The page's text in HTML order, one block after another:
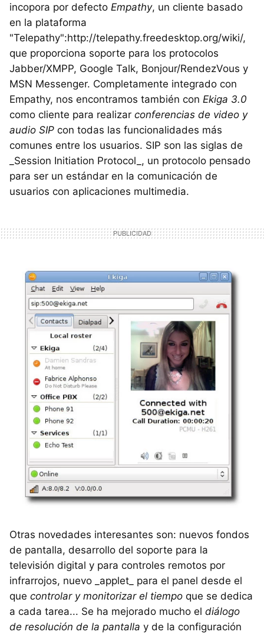
incopora por defecto Empathy, un cliente basado
en la plataforma
"Telepathy":http://telepathy.freedesktop.org/wiki/,
que proporciona soporte para los protocolos
Jabber/XMPP, Google Talk, Bonjour/RendezVous y
MSN Messenger. Completamente integrado con
Empathy, nos encontramos también con Ekiga 3.0
como cliente para realizar conferencias de video y
audio SIP con todas las funcionalidades más
comunes entre los usuarios. SIP son las siglas de
_Session Initiation Protocol_, un protocolo pensado
para ser un estándar en la comunicación de
usuarios con aplicaciones multimedia.
Otras novedades interesantes son: nuevos fondos
de pantalla, desarrollo del soporte para la
televisión digital y para controles remotos por
infrarrojos, nuevo _applet_ para el panel desde el
que controlar y monitorizar el tiempo que se dedica
a cada tarea... Se ha mejorado mucho el diálogo
de resolución de la pantalla y de la configuración